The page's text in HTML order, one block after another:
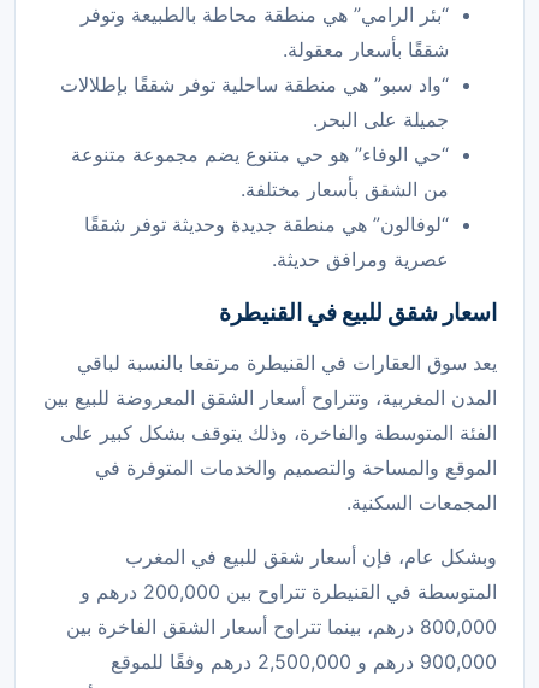
“بئر الرامي” هي منطقة محاطة بالطبيعة وتوفر
شققًا بأسعار معقولة.
“واد سبو” هي منطقة ساحلية توفر شققًا بإطلالات
جميلة على البحر.
“حي الوفاء” هو حي متنوع يضم مجموعة متنوعة
من الشقق بأسعار مختلفة.
“لوفالون” هي منطقة جديدة وحديثة توفر شققًا
عصرية ومرافق حديثة.
اسعار شقق للبيع في القنيطرة
يعد سوق العقارات في القنيطرة مرتفعا بالنسبة لباقي
المدن المغربية، وتتراوح أسعار الشقق المعروضة للبيع بين
الفئة المتوسطة والفاخرة، وذلك يتوقف بشكل كبير على
الموقع والمساحة والتصميم والخدمات المتوفرة في
المجمعات السكنية.
وبشكل عام، فإن أسعار شقق للبيع في المغرب
المتوسطة في القنيطرة تتراوح بين 200,000 درهم و
800,000 درهم، بينما تتراوح أسعار الشقق الفاخرة بين
900,000 درهم و 2,500,000 درهم وفقًا للموقع